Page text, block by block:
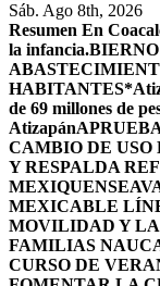
Sáb. Ago 8th, 2026
Resumen En
la infancia.
HABITANTES*
de 69 millones de
Atizapán
CAMBIO DE USO
Y RESPALDA
MEXIQUENSE
MEXICABLE
MOVILIDAD Y
FAMILIAS
CURSO DE